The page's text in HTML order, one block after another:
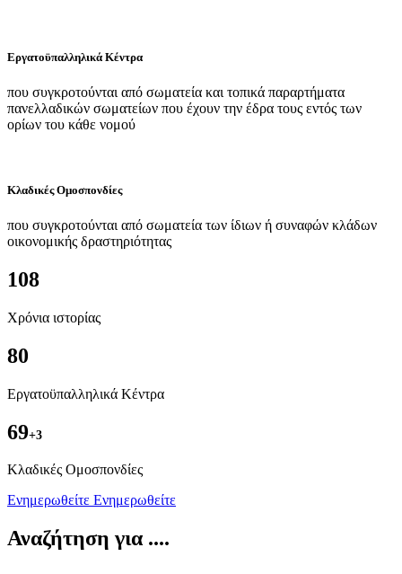
Εργατοϋπαλληλικά Κέντρα
που συγκροτούνται από σωματεία και τοπικά παραρτήματα
πανελλαδικών σωματείων που έχουν την έδρα τους εντός των
ορίων του κάθε νομού
Κλαδικές Ομοσπονδίες
που συγκροτούνται από σωματεία των ίδιων ή συναφών κλάδων
οικονομικής δραστηριότητας
108
Χρόνια ιστορίας
80
Εργατοϋπαλληλικά Κέντρα
69+3
Kλαδικές Ομοσπονδίες
Ενημερωθείτε Ενημερωθείτε
Αναζήτηση για ....